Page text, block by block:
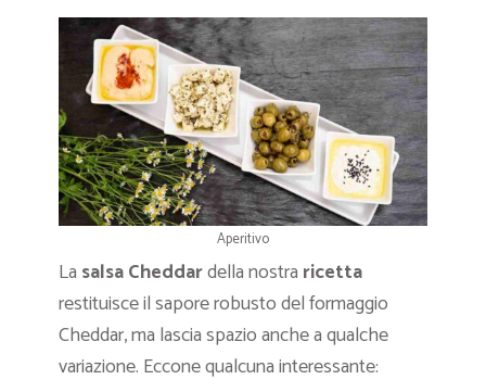
Aperitivo
La salsa Cheddardella nostra ricetta
restituisce il sapore robusto del formaggio
Cheddar, ma lascia spazio anche a qualche
variazione. Eccone qualcuna interessante: